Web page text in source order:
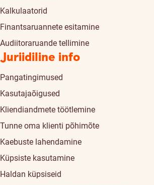
Kalkulaatorid
Finantsaruannete esitamine
Audiitoraruande tellimine
Juriidiline info
Pangatingimused
Kasutajaõigused
Kliendiandmete töötlemine
Tunne oma klienti põhimõte
Kaebuste lahendamine
Küpsiste kasutamine
Haldan küpsiseid